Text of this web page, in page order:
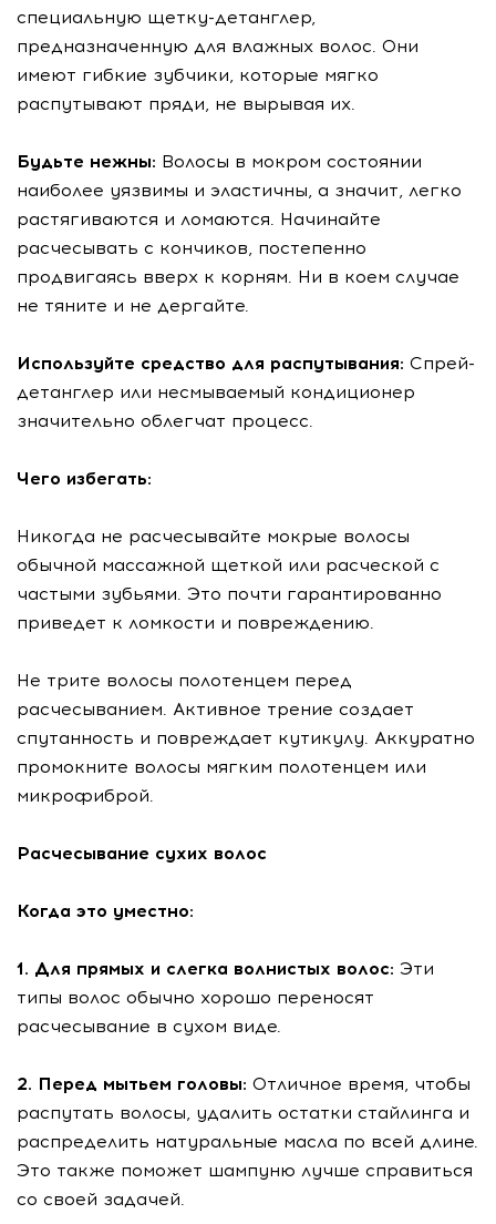
специальную щетку-детанглер,
предназначенную для влажных волос. Они
имеют гибкие зубчики, которые мягко
распутывают пряди, не вырывая их.
Будьте нежны: Волосы в мокром состоянии
наиболее уязвимы и эластичны, а значит, легко
растягиваются и ломаются. Начинайте
расчесывать с кончиков, постепенно
продвигаясь вверх к корням. Ни в коем случае
не тяните и не дергайте.
Используйте средство для распутывания: Спрей-
детанглер или несмываемый кондиционер
значительно облегчат процесс.
Чего избегать:
Никогда не расчесывайте мокрые волосы
обычной массажной щеткой или расческой с
частыми зубьями. Это почти гарантированно
приведет к ломкости и повреждению.
Не трите волосы полотенцем перед
расчесыванием. Активное трение создает
спутанность и повреждает кутикулу. Аккуратно
промокните волосы мягким полотенцем или
микрофиброй.
Расчесывание сухих волос
Когда это уместно:
1. Для прямых и слегка волнистых волос: Эти
типы волос обычно хорошо переносят
расчесывание в сухом виде.
2. Перед мытьем головы: Отличное время, чтобы
распутать волосы, удалить остатки стайлинга и
распределить натуральные масла по всей длине.
Это также поможет шампуню лучше справиться
со своей задачей.